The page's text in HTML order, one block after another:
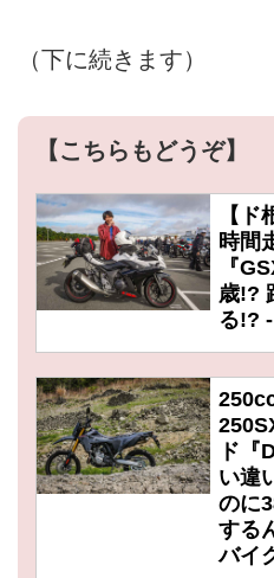
（下に続きます）
【こちらもどうぞ】
【
時間
『
歳!?
る!?
ド『
い違
のに
する
バイ